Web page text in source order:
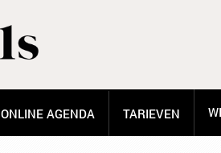
ONLINE AGENDA TARIEVEN